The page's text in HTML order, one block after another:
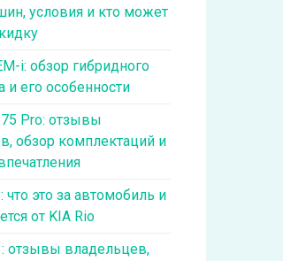
условия и кто может
i: обзор гибридного
и его особенности
Pro: отзывы
обзор комплектаций и
что это за автомобиль и
от KIA Rio
отзывы владельцев,